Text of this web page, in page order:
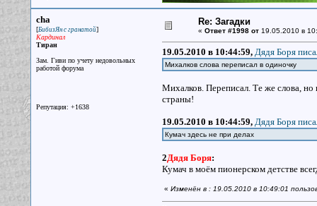
cha
[БибизЯн с гранатой]
Кардинал
Тиран
Зам. Гиви по учету недовольных
работой форума
Репутация: +1638
Re: Загадки
« Ответ #1998 от19.05.2010 в
19.05.2010 в 10:44:59, Дядя Боря
Михалков слова переписал в одиночку
Михалков. Переписал. Те же слова,
страны!
19.05.2010 в 10:44:59, Дядя Боря
Кумач здесь не при делах
2Дядя Боря:
Кумач в моём пионерском детстве
« Изменён в : 19.05.2010 в 10:49:01